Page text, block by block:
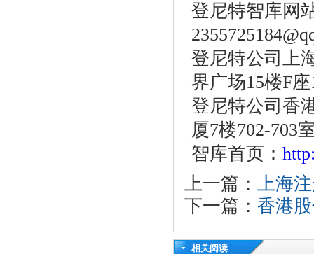
登尼特智库网
登尼特公司上
界广场15楼F
登尼特公司香
厦7楼702-703
智库首页：
上一篇： 上海
下一篇： 香港
相关阅读